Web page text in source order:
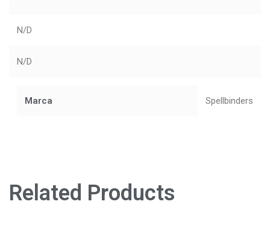
N/D
N/D
Marca Spellbinders
Related Products